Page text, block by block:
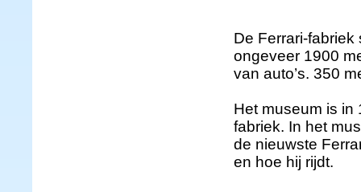
De Ferrari-
ongeveer 1900
van auto’s. 350
Het museum is in
fabriek. In het
de nieuwste
en hoe hij rijdt.